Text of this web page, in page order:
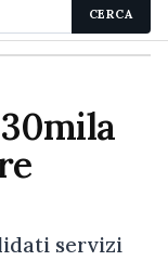
CERCA
servizi